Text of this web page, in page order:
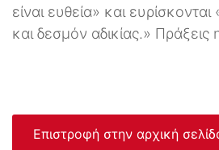
είναι ευθεία» και ευρίσκονται
και δεσμόν αδικίας.» Πράξεις
Επιστροφή στην αρχική